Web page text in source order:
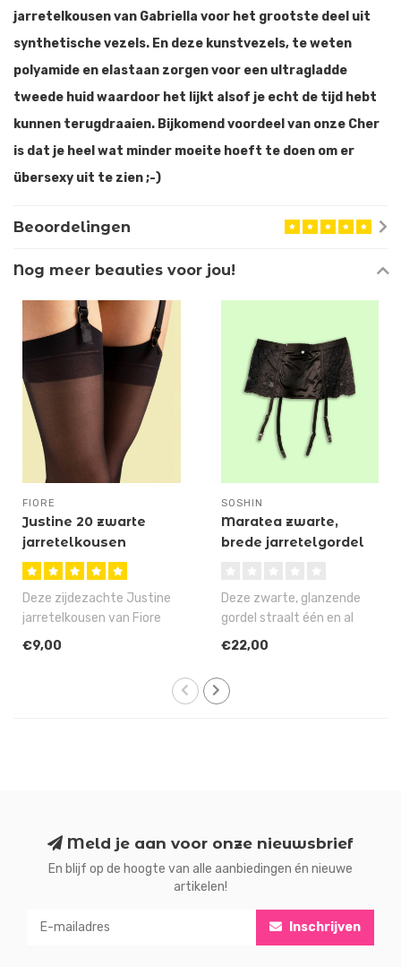
jarretelkousen van Gabriella voor het grootste deel uit
synthetische vezels. En deze kunstvezels, te weten
polyamide en elastaan zorgen voor een ultragladde
tweede huid waardoor het lijkt alsof je echt de tijd hebt
kunnen terugdraaien. Bijkomend voordeel van onze Cher
is dat je heel wat minder moeite hoeft te doen om er
übersexy uit te zien ;-)
Beoordelingen
Nog meer beauties voor jou!
FIORE
Justine 20 zwarte
jarretelkousen
Deze zijdezachte Justine
jarretelkousen van Fiore
zijn dé lichtglanzende,
€9,00
SOSHIN
Maratea zwarte,
brede jarretelgordel
Deze zwarte, glanzende
gordel straalt één en al
luxe en erotiek uit, dus het
€22,00
Meld je aan voor onze nieuwsbrief
En blijf op de hoogte van alle aanbiedingen én nieuwe
artikelen!
Inschrijven